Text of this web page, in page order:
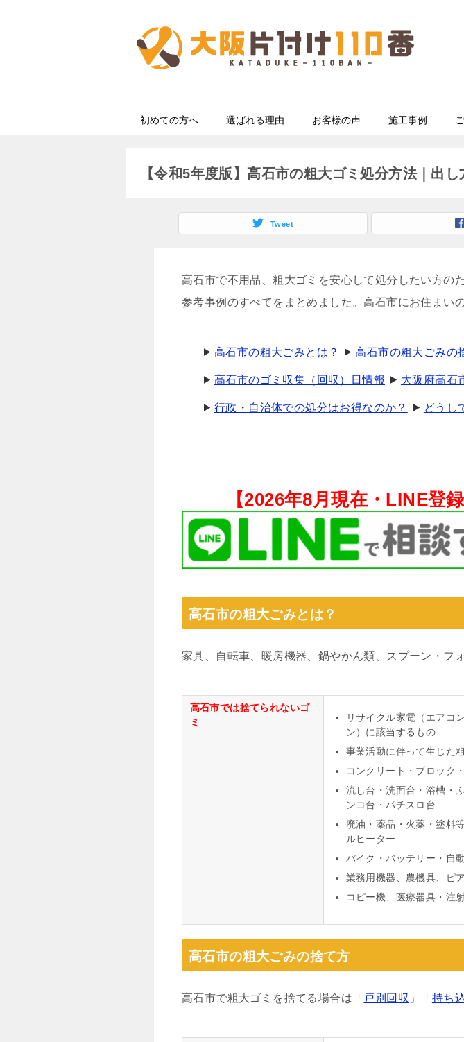
初めての方へ 選ばれる理由 お客様の声 施工事例
【令和5年度版】高石市の粗大ゴミ処分方法｜出
Tweet
高石市で不用品、粗大ゴミを安心して処分したい方の
参考事例のすべてをまとめました。高石市にお住まい
高石市の粗大ごみとは？ 高石市の粗大ごみの
高石市のゴミ収集（回収）日情報 大阪府高石
行政・自治体での処分はお得なのか？ どうし
【2026年8月現在・ LINE登
高石市の粗大ごみとは？
家具、自転車、暖房機器、鍋やかん類、スプーン・フ
高石市では捨てられないゴ
ミ
リサイクル家電（エアコ
ン）に該当するもの
事業活動に伴って生じた
コンクリート・ブロック
流し台・洗面台・浴槽・
ンコ台・パチスロ台
廃油・薬品・火薬・塗料
ルヒーター
バイク・バッテリー・自
業務用機器、農機具、ピ
コピー機、医療器具・注
高石市の粗大ごみの捨て方
高石市で粗大ゴミを捨てる場合は「 戸別回収 」「 持ち